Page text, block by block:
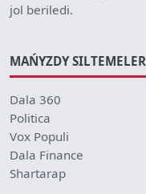
jol beriledi.
MAŃYZDY SILTEMELER
Dala 360
Politica
Vox Populi
Dala Finance
Shartarap